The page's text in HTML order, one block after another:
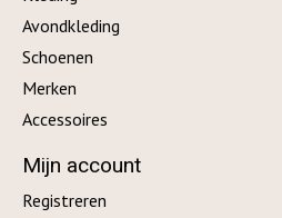
Avondkleding
Schoenen
Merken
Accessoires
Mijn account
Registreren